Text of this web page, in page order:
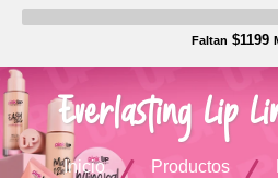
Faltan $1199
Everlasting Lip
Inicio Productos